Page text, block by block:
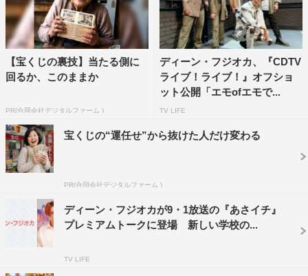
【宝くじの裏技】当たる側に
回るか、このままか
PR(合同会社デジタルファーム )
ディーン・フジオカ、『CDTV
ライブ！ライブ！』オフショ
ット公開「エモofエモで...
TV LIFE
宝くじの“運任せ”から抜けた人だけ変わる
PR(合同会社デジタルファーム )
ディーン・フジオカが9・1放送の『あさイチ』
プレミアムトークに登場 新しい学校の...
TV LIFE